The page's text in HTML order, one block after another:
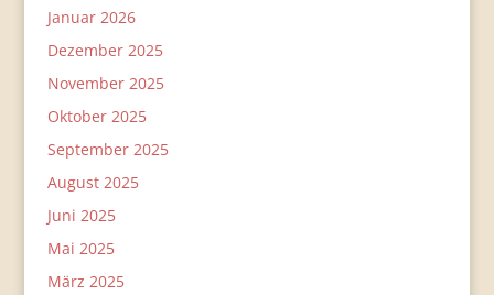
Januar 2026
Dezember 2025
November 2025
Oktober 2025
September 2025
August 2025
Juni 2025
Mai 2025
März 2025